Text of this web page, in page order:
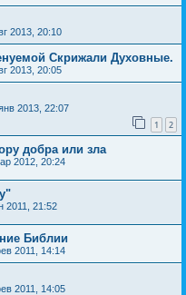
2013, 20:10
Скрижали Духовные.
2013, 20:05
2013, 22:07
1 2
добра или зла
2012, 20:24
2011, 21:52
Библии
2011, 14:14
2011, 14:05